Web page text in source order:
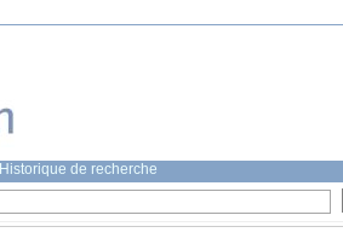
Historique de recherche